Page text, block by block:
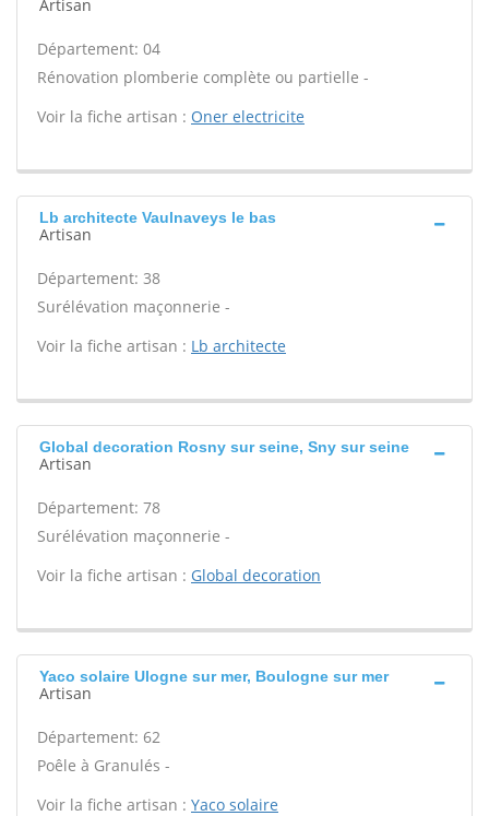
Artisan
Département: 04
Rénovation plomberie complète ou partielle -
Voir la fiche artisan : Oner electricite
Lb architecte Vaulnaveys le bas
Artisan
Département: 38
Surélévation maçonnerie -
Voir la fiche artisan : Lb architecte
Global decoration Rosny sur seine, Sny sur seine
Artisan
Département: 78
Surélévation maçonnerie -
Voir la fiche artisan : Global decoration
Yaco solaire Ulogne sur mer, Boulogne sur mer
Artisan
Département: 62
Poêle à Granulés -
Voir la fiche artisan : Yaco solaire